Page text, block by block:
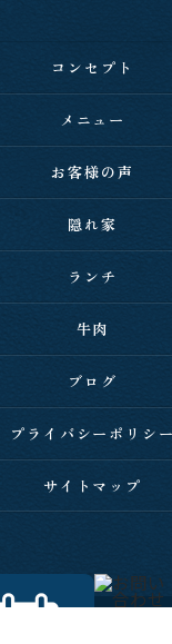
コンセプト
メニュー
お客様の声
隠れ家
ランチ
牛肉
ブログ
プライバシーポリシ
サイトマップ